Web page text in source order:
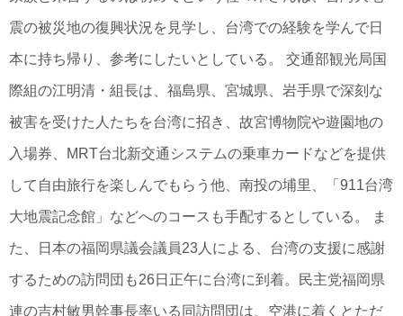
震の被災地の復興状況を見学し、台湾での経験を学んで日
本に持ち帰り、参考にしたいとしている。 交通部観光局国
際組の江明清・組長は、福島県、宮城県、岩手県で深刻な
被害を受けた人たちを台湾に招き、故宮博物院や遊園地の
入場券、MRT台北新交通システムの乗車カードなどを提供
して自由旅行を楽しんでもらう他、南投の埔里、「911台湾
大地震記念館」などへのコースも手配するとしている。 ま
た、日本の福岡県議会議員23人による、台湾の支援に感謝
するための訪問団も26日正午に台湾に到着。民主党福岡県
連の吉村敏男幹事長率いる同訪問団は、空港に着くとただ